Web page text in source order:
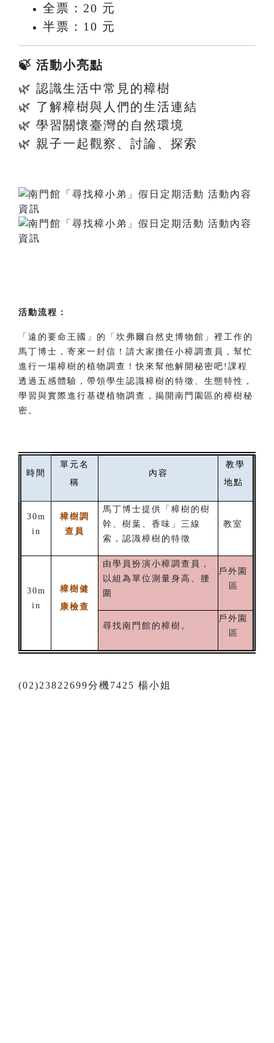
全票：20 元
半票：10 元
🍃 活動小亮點
🌿 認識生活中常見的樟樹
🌿 了解樟樹與人們的生活連結
🌿 學習關懷臺灣的自然環境
🌿 親子一起觀察、討論、探索
活動流程：
「遠的要命王國」的「坎弗爾自然史博物館」裡工作的
馬丁博士，寄來一封信！請大家擔任小樟調查員，幫忙
進行一場樟樹的植物調查！快來幫他解開秘密吧!課程
透過五感體驗，帶領學生認識樟樹的特徵、生態特性，
學習與實際進行基礎植物調查，揭開南門園區的樟樹秘
密。
時間
單元名
稱
內容
教學
地點
30m
in
樟樹調
查員
馬丁博士提供「樟樹的樹
幹、樹葉、香味」三線
索，認識樟樹的特徵
教室
30m
in
樟樹健
康檢查
由學員扮演小樟調查員，
以組為單位測量身高、腰
圍
戶外園
區
尋找南門館的樟樹。
戶外園
區
(02)23822699分機7425 楊小姐